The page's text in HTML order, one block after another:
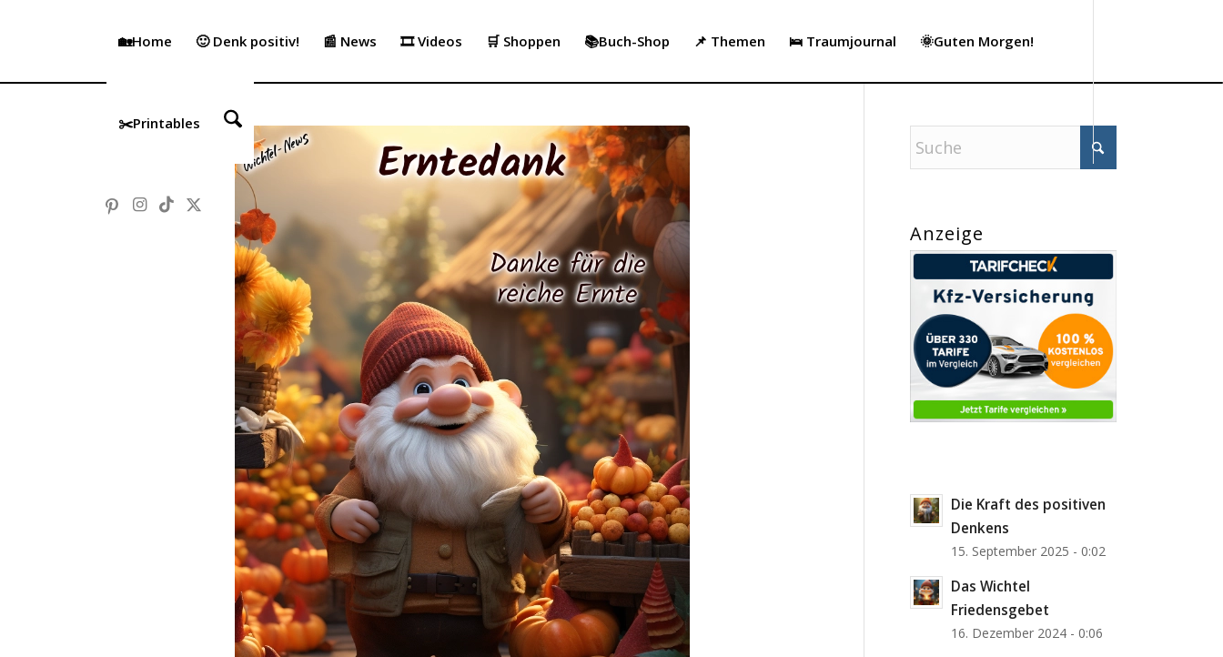
🏡Home 🙂 Denk positiv! 📰 News 🎞️ Videos 🛒 Shoppen 📚Buch-Shop 📌 Themen 🛌 Traumjournal 🌞Guten Morgen!
✂️Printables
Anzeige
Die Kraft des positiven
Denkens
15. September 2025 - 0:02
Das Wichtel
Friedensgebet
16. Dezember 2024 - 0:06